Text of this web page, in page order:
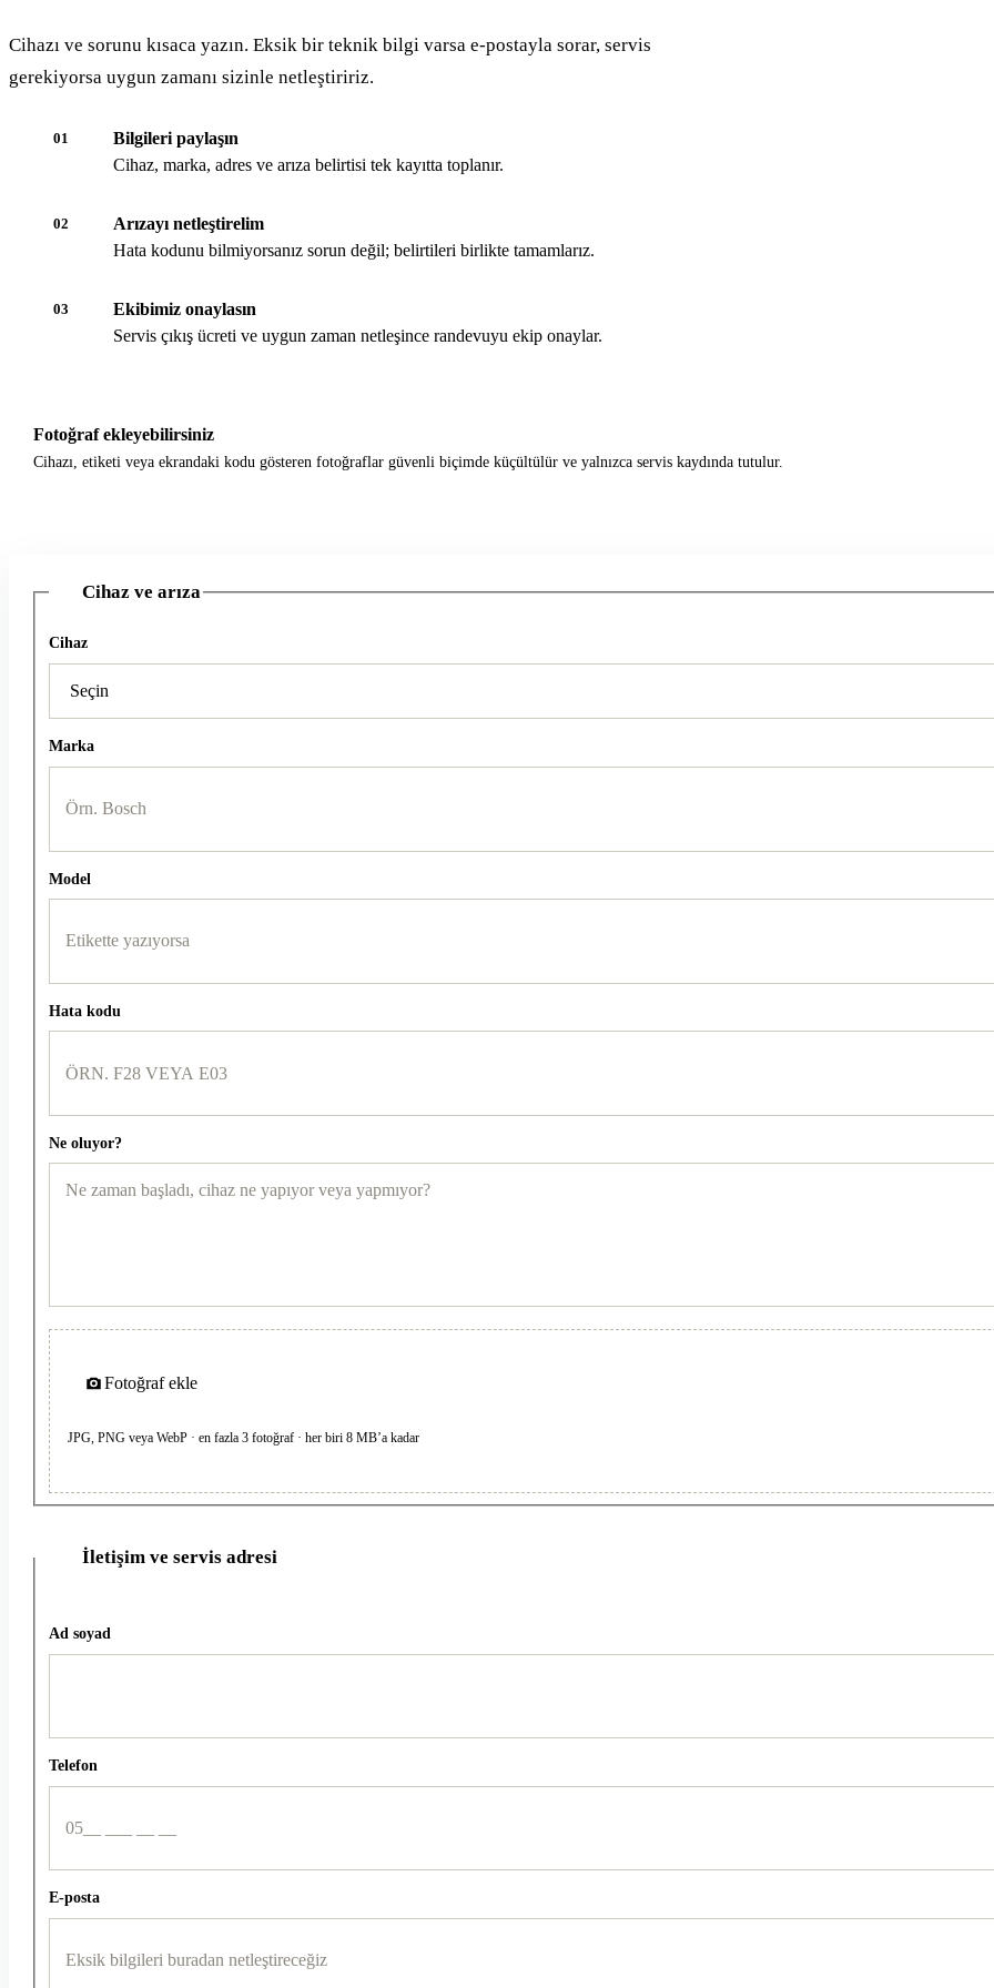
Cihazı ve sorunu kısaca yazın. Eksik bir teknik bilgi varsa e-postayla sorar, servis
gerekiyorsa uygun zamanı sizinle netleştiririz.
01
Bilgileri paylaşın
Cihaz, marka, adres ve arıza belirtisi tek kayıtta toplanır.
02
Arızayı netleştirelim
Hata kodunu bilmiyorsanız sorun değil; belirtileri birlikte tamamlarız.
03
Ekibimiz onaylasın
Servis çıkış ücreti ve uygun zaman netleşince randevuyu ekip onaylar.
Fotoğraf ekleyebilirsiniz
Cihazı, etiketi veya ekrandaki kodu gösteren fotoğraflar güvenli biçimde küçültülür ve yalnızca servis kaydında tutulur.
Cihaz ve arıza
Cihaz
Marka
Model
Hata kodu
Ne oluyor?
Fotoğraf ekle
JPG, PNG veya WebP · en fazla 3 fotoğraf · her biri 8 MB’a kadar
İletişim ve servis adresi
Ad soyad
Telefon
E-posta